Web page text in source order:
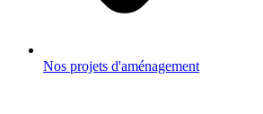
Nos projets d'aménagement